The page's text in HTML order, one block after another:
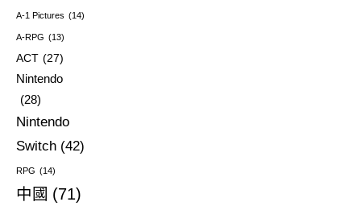
A-1 Pictures (14)
A-RPG (13)
ACT (27)
Nintendo
(28)
Nintendo
Switch (42)
RPG (14)
中國 (71)